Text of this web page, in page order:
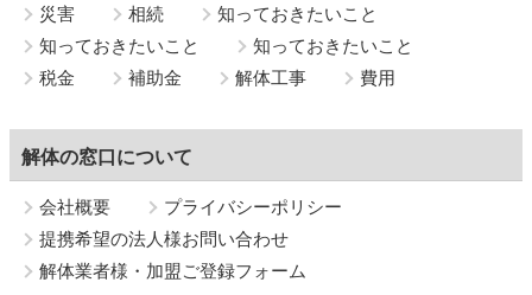
災害
相続
知っておきたいこと
知っておきたいこと
知っておきたいこと
税金
補助金 解体工事 費用
解体の窓口について
会社概要
プライバシーポリシー
提携希望の法人様お問い合わせ
解体業者様・加盟ご登録フォーム